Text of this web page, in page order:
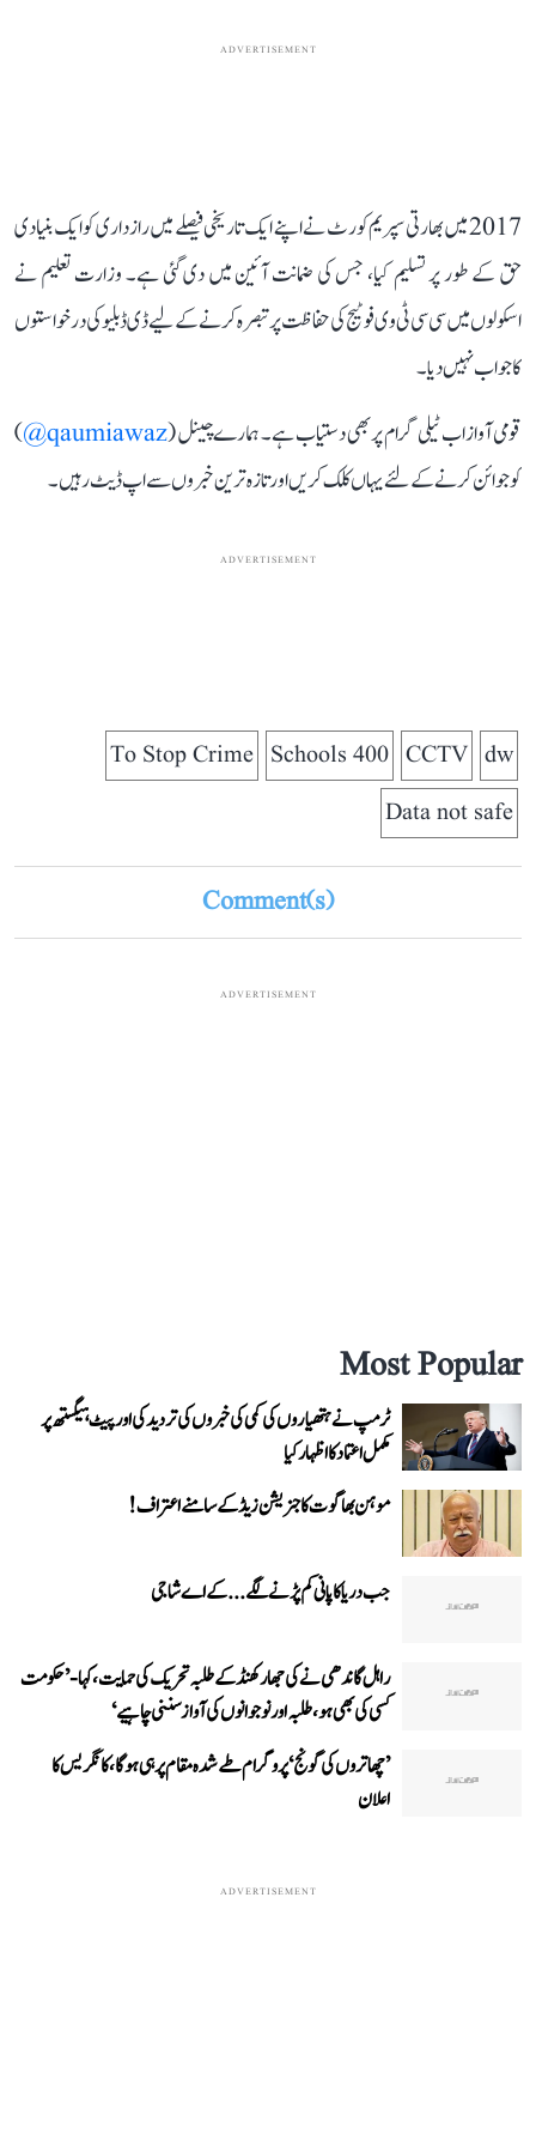
ADVERTISEMENT
2017 میں بھارتی سپریم کورٹ نے اپنے ایک تاریخی فیصلے میں رازداری کو ایک بنیادی
حق کے طور پر تسلیم کیا، جس کی ضمانت آئین میں دی گئی ہے۔ وزارت تعلیم نے
اسکولوں میں سی سی ٹی وی فوٹیج کی حفاظت پر تبصرہ کرنے کے لیے ڈی ڈبلیو کی درخواستوں
کا جواب نہیں دیا۔
قومی آواز اب ٹیلی گرام پر بھی دستیاب ہے۔ ہمارے چینل (qaumiawaz@
)
کو جوائن کرنے کے لئے یہاں کلک کریں اور تازہ ترین خبروں سے اپ ڈیٹ رہیں۔
ADVERTISEMENT
dw
CCTV
400 Schools
To Stop Crime
Data not safe
Comment(s)
ADVERTISEMENT
Most Popular
ٹرمپ نے ہتھیاروں کی کمی کی خبروں کی تردید کی اور پیٹ ہیگستھ پر
مکمل اعتماد کا اظہار کیا
موہن بھاگوت کا جنریشن زیڈ کے سامنے اعتراف!
جب دریا کا پانی کم پڑنے لگے...کے اے شاجی
راہل گاندھی نے کی جھارکھنڈ کے طلبہ تحریک کی حمایت، کہا- ’حکومت
کسی کی بھی ہو، طلبہ اور نوجوانوں کی آواز سننی چاہیے‘
’چھاتروں کی گونج‘ پروگرام طے شدہ مقام پر ہی ہوگا، کانگریس کا
اعلان
ADVERTISEMENT